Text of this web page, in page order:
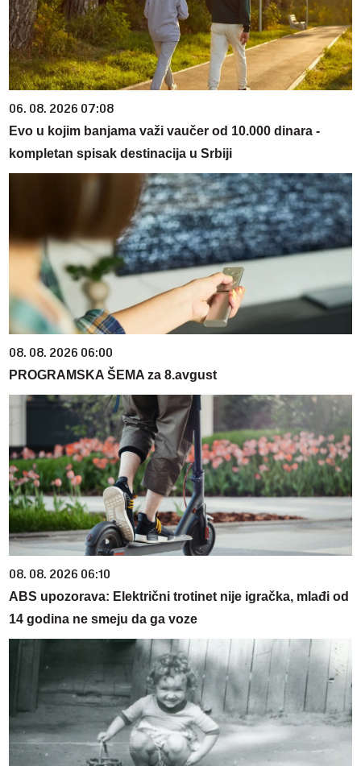
06. 08. 2026 07:08
Evo u kojim banjama važi vaučer od 10.000 dinara -
kompletan spisak destinacija u Srbiji
08. 08. 2026 06:00
PROGRAMSKA ŠEMA za 8.avgust
08. 08. 2026 06:10
ABS upozorava: Električni trotinet nije igračka, mlađi od
14 godina ne smeju da ga voze